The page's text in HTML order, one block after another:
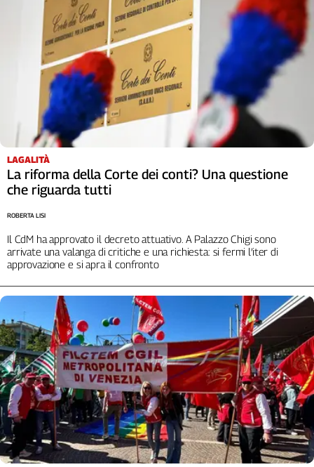
Lombardia
Piemonte
Sardegna
Toscana
Trentino
Umbria
Valle
Veneto
Archivio
Storico
1955-
2014
Cerca
Contatti
La
redazione
LAGALITÀ
La riforma della Corte dei conti? Una questione
che riguarda tutti
Il CdM ha approvato il decreto attuativo. A Palazzo Chigi sono
arrivate una valanga di critiche e una richiesta: si fermi l’iter di
approvazione e si apra il confronto
ROBERTA LISI